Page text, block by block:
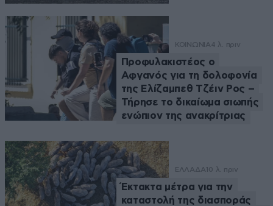
ΚΟΙΝΩΝΙΑ4 λ. πριν
Προφυλακιστέος ο
Αφγανός για τη δολοφονία
της Ελίζαμπεθ Τζέιν Ρος –
Τήρησε το δικαίωμα σιωπής
ενώπιον της ανακρίτριας
ΕΛΛΑΔΑ 10 λ. πριν
Έκτακτα μέτρα για την
καταστολή της διασποράς